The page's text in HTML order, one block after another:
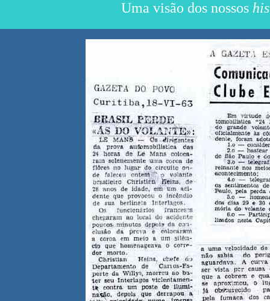
Uma visão dos nossos